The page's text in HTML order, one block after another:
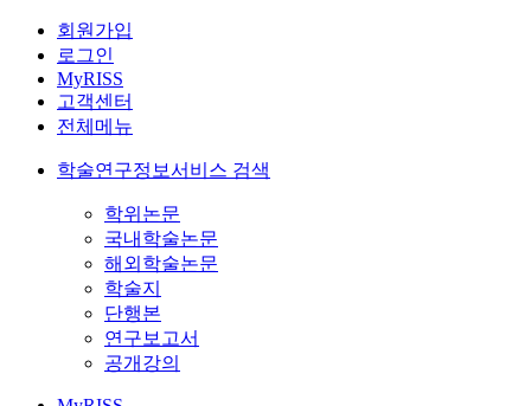
회원가입
로그인
MyRISS
고객센터
전체메뉴
학술연구정보서비스 검색
학위논문
국내학술논문
해외학술논문
학술지
단행본
연구보고서
공개강의